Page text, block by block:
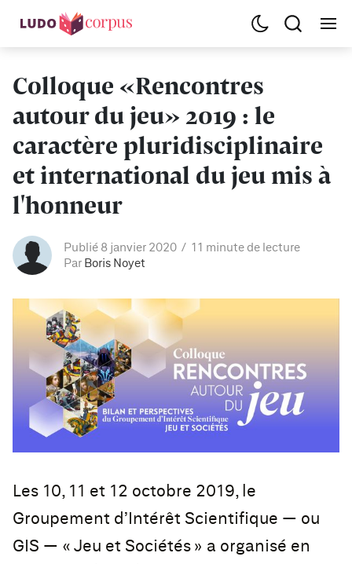
Colloque «Rencontres
autour du jeu» 2019 : le
caractère pluridisciplinaire
et international du jeu mis à
l'honneur
Publié 8 janvier 2020
11 minute de lecture
Par Boris Noyet
Les 10, 11 et 12 octobre 2019, le
Groupement d’Intérêt Scientifique — ou
GIS — « Jeu et Sociétés » a organisé en